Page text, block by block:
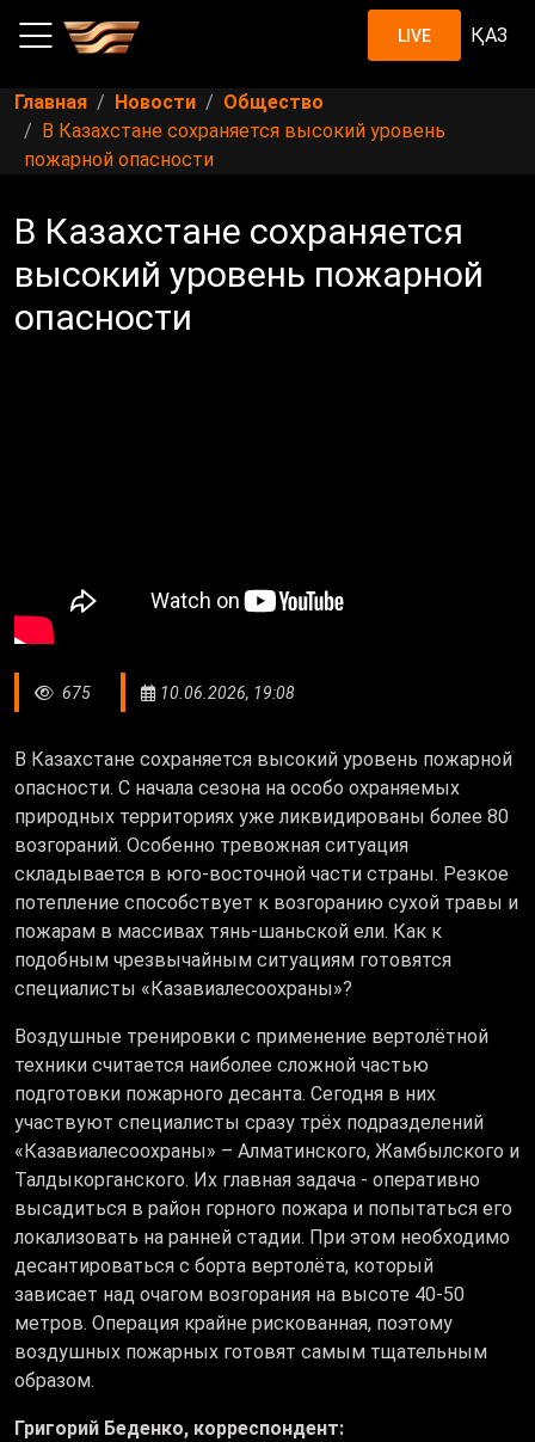
LIVE ҚАЗ
Главная Новости
Общество
В Казахстане сохраняется высокий уровень
пожарной опасности
В Казахстане сохраняется
высокий уровень пожарной
опасности
675 10.06.2026, 19:08
В Казахстане сохраняется высокий уровень пожарной
опасности. С начала сезона на особо охраняемых
природных территориях уже ликвидированы более 80
возгораний. Особенно тревожная ситуация
складывается в юго-восточной части страны. Резкое
потепление способствует к возгоранию сухой травы и
пожарам в массивах тянь-шаньской ели. Как к
подобным чрезвычайным ситуациям готовятся
специалисты «Казавиалесоохраны»?
Воздушные тренировки с применение вертолётной
техники считается наиболее сложной частью
подготовки пожарного десанта. Сегодня в них
участвуют специалисты сразу трёх подразделений
«Казавиалесоохраны» – Алматинского, Жамбылского и
Талдыкорганского. Их главная задача - оперативно
высадиться в район горного пожара и попытаться его
локализовать на ранней стадии. При этом необходимо
десантироваться с борта вертолёта, который
зависает над очагом возгорания на высоте 40-50
метров. Операция крайне рискованная, поэтому
воздушных пожарных готовят самым тщательным
образом.
Григорий Беденко, корреспондент: